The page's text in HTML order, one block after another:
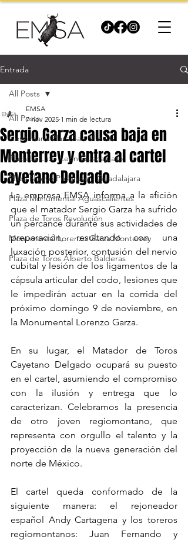
Entrada
All Posts
Centenaria Plaza San Marcos
Plaza La Luz - León Guanajuato
Plaza Nuevo Progreso - Guadalajara
Plaza Monumental Aguascalientes
Plaza de Toros Revolución
Monumental Lorenzo Garza Monterrey
Plaza de Toros Alberto Balderas
All Posts
Sergio Garza causa baja en
Monterrey y entra al cartel
Cayetano Delgado
EMSA
7 nov 2025 1 min de lectura
La empresa EMSA informa a la afición
que el matador Sergio Garza ha sufrido
un percance durante sus actividades de
preparación, resultando con una
luxación posterior, contusión del nervio
cubital y lesión de los ligamentos de la
cápsula articular del codo, lesiones que
le impedirán actuar en la corrida del
próximo domingo 9 de noviembre, en
la Monumental Lorenzo Garza.
En su lugar, el Matador de Toros
Cayetano Delgado ocupará su puesto
en el cartel, asumiendo el compromiso
con la ilusión y entrega que lo
caracterizan. Celebramos la presencia
de otro joven regiomontano, que
representa con orgullo el talento y la
proyección de la nueva generación del
norte de México.
El cartel queda conformado de la
siguiente manera: el rejoneador
español Andy Cartagena y los toreros
regiomontanos: Juan Fernando y